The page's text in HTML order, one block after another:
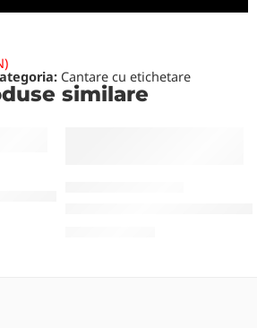
Cantare cu etichetare
similare